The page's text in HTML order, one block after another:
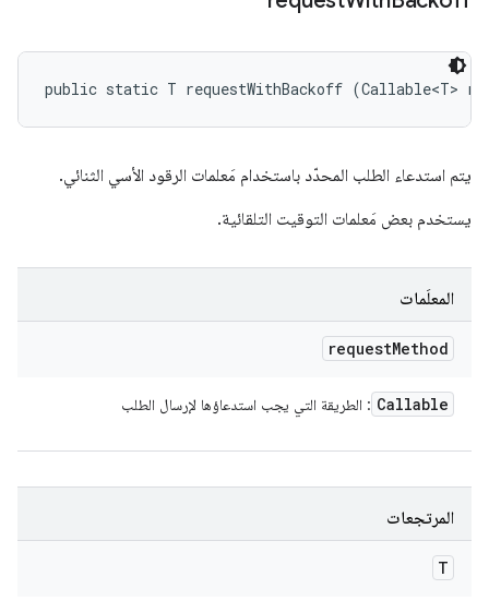
public static T requestWithBackoff (Callable<T>
يتم استدعاء الطلب المحدّد باستخدام مَعلمات الرقود الأسي الثنائي.
يستخدم بعض مَعلمات التوقيت التلقائية.
المعلَمات
requestMethod
Callable : الطريقة التي يجب استدعاؤها لإرسال الطلب
المرتجعات
T